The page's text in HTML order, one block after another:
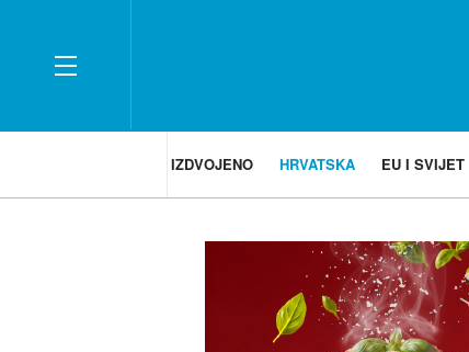
IZDVOJENO HRVATSKA EU I SVIJET